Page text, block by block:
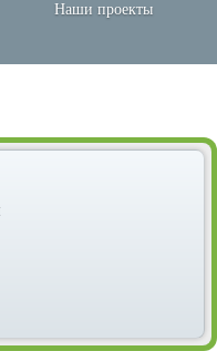
Наши проекты
изделий
GN1/1 или 600х400,
ур.)